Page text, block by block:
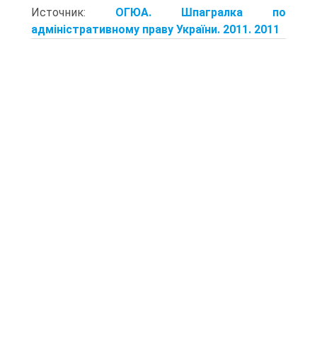
Источник: ОГЮА. Шпагралка по
адміністративному праву України. 2011. 2011